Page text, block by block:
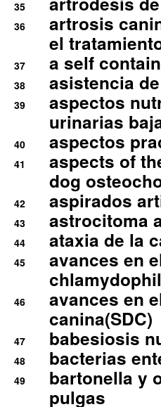
35
36
artrosis
el
37 a self
38 asistencia
39
aspectos
urinarias
40 aspectos
41
aspects of
dog
42 aspirados
43 astrocitoma
44 ataxia de la
45
avances en
46
avances en
canina(SDC)
47 babesiosis
48 bacterias
49
bartonella y
pulgas